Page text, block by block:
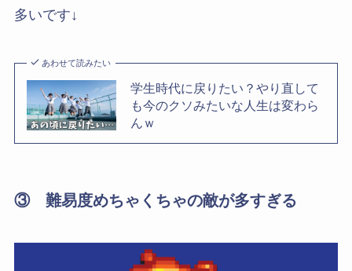
多いです↓
あわせて読みたい
学生時代に戻りたい？やり直して
も今のクソみたいな人生は変わら
んｗ
③ 難易度めちゃくちゃの敵が多すぎる